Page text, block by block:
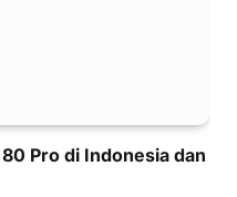
Pro di Indonesia dan